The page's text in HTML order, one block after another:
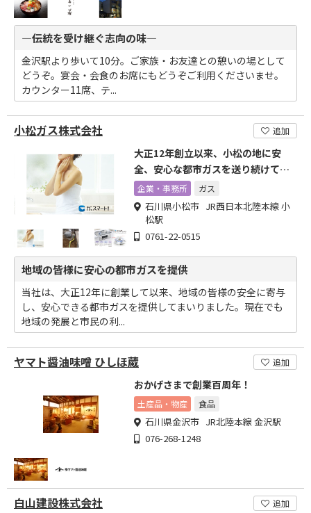
―伝統を受け継ぐ志向の味―
金沢駅より歩いて10分。ご家族・お友達との憩いの場として
どうぞ。宴会・会食のお席にもどうぞご利用くださいませ。
カウンター11席、テ...
小松ガス株式会社 追加
大正12年創立以来、小松の地に安
全、安心な都市ガスを送り続けてお
ります!
企業・事務所 ガス
石川県小松市 JR西日本北陸本線 小
松駅
0761-22-0515
地域の皆様に安心の都市ガスを提供
当社は、大正12年に創業して以来、地域の皆様の安全に寄与
し、安心できる都市ガスを提供してまいりました。現在でも
地域の発展と市民の利...
ヤマト醤油味噌 ひしほ蔵 追加
おかげさまで創業百周年！
土産品・物産 食品
石川県金沢市 JR北陸本線 金沢駅
076-268-1248
白山建設株式会社 追加